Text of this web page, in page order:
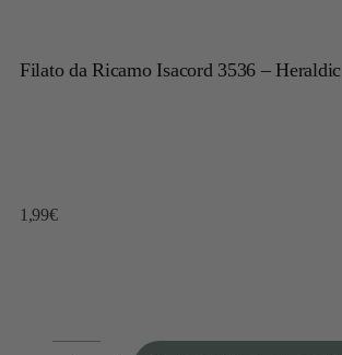
Filato da Ricamo Isacord 3536 – Heraldic
1,99€